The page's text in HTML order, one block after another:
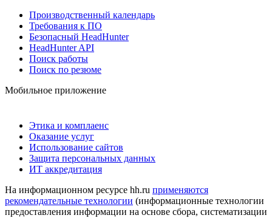
Производственный календарь
Требования к ПО
Безопасный HeadHunter
HeadHunter API
Поиск работы
Поиск по резюме
Мобильное приложение
Этика и комплаенс
Оказание услуг
Использование сайтов
Защита персональных данных
ИТ аккредитация
На информационном ресурсе hh.ru применяются
рекомендательные технологии (информационные технологии
предоставления информации на основе сбора, систематизации